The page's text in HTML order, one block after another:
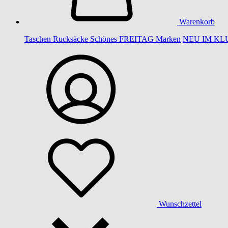
Warenkorb
Taschen Rucksäcke Schönes FREITAG Marken NEU IM
Wunschzettel